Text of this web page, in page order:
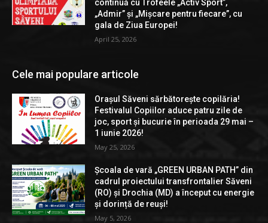
continuă cu Trofeele „Activ Sport”,
„Admir” și „Mișcare pentru fiecare”, cu
gala de Ziua Europei!
April 25, 2026
Cele mai populare articole
Orașul Săveni sărbătorește copilăria!
Festivalul Copiilor aduce patru zile de
joc, sport și bucurie în perioada 29 mai –
1 iunie 2026!
May 25, 2026
Școala de vară „GREEN URBAN PATH” din
cadrul proiectului transfrontalier Săveni
(RO) și Drochia (MD) a început cu energie
și dorință de reuși!
May 5, 2026